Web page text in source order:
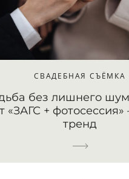
СВАДЕБНАЯ СЪЁМКА
без лишнего
«ЗАГС +
тренд